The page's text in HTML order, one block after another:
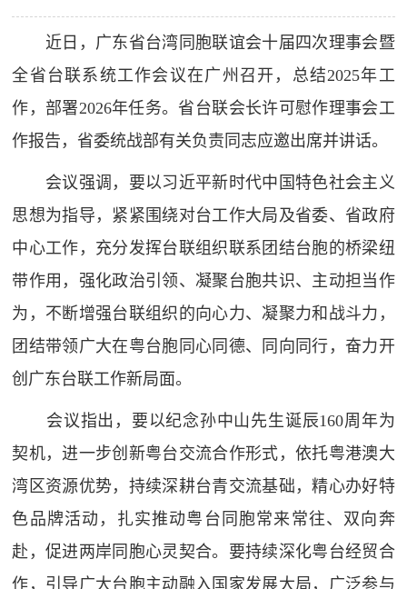
近日，广东省台湾同胞联谊会十届四次理事会暨
全省台联系统工作会议在广州召开，总结2025年工
作，部署2026年任务。省台联会长许可慰作理事会工
作报告，省委统战部有关负责同志应邀出席并讲话。
会议强调，要以习近平新时代中国特色社会主义
思想为指导，紧紧围绕对台工作大局及省委、省政府
中心工作，充分发挥台联组织联系团结台胞的桥梁纽
带作用，强化政治引领、凝聚台胞共识、主动担当作
为，不断增强台联组织的向心力、凝聚力和战斗力，
团结带领广大在粤台胞同心同德、同向同行，奋力开
创广东台联工作新局面。
会议指出，要以纪念孙中山先生诞辰160周年为
契机，进一步创新粤台交流合作形式，依托粤港澳大
湾区资源优势，持续深耕台青交流基础，精心办好特
色品牌活动，扎实推动粤台同胞常来常往、双向奔
赴，促进两岸同胞心灵契合。要持续深化粤台经贸合
作，引导广大台胞主动融入国家发展大局，广泛参与